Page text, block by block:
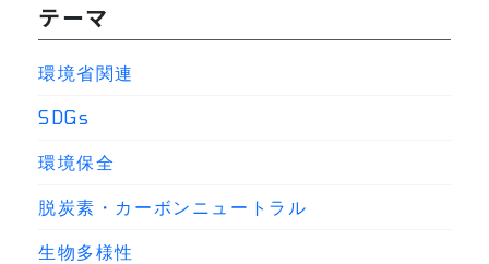
テーマ
環境省関連
SDGs
環境保全
脱炭素・カーボンニュートラル
生物多様性